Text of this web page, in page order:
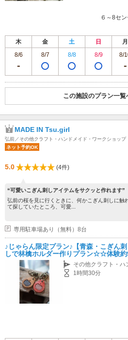
６～8セ
木 金 土 日 月
8/6
8/7 8/8 8/9 8/
この施設のプラン一覧
MADE IN Tsu.girl
弘前／その他クラフト・ハンドメイド・ワークショップ
ネット予約OK
5.0 (4件)
“可愛いこぎん刺しアイテムをサクッと作れます”
弘前の桜を見に行くときに、何かこぎん刺しに触
て探していたところ、可愛...
専用駐車場あり（無料）8台
♪じゃらん限定プラン♪【青森・こぎん
しで林檎ホルダー作りプラン☆☆体験
☆☆ファミリー・女性・カップルも大
その他クラフト・
1時間30分